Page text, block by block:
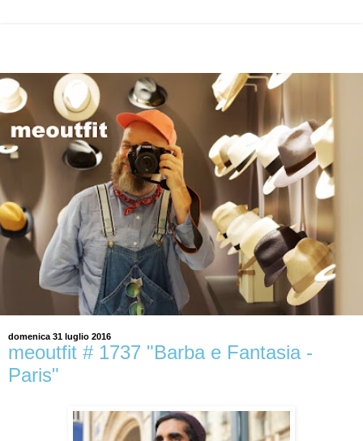
domenica 31 luglio 2016
meoutfit # 1737 "Barba e Fantasia -
Paris"